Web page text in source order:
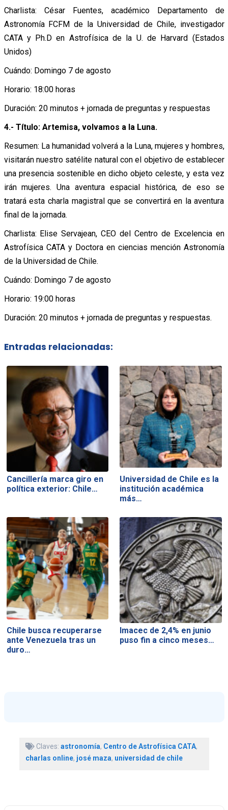
Charlista: César Fuentes, académico Departamento de
Astronomía FCFM de la Universidad de Chile, investigador
CATA y Ph.D en Astrofísica de la U. de Harvard (Estados
Unidos)
Cuándo: Domingo 7 de agosto
Horario: 18:00 horas
Duración: 20 minutos + jornada de preguntas y respuestas
4.- Título: Artemisa, volvamos a la Luna.
Resumen: La humanidad volverá a la Luna, mujeres y hombres,
visitarán nuestro satélite natural con el objetivo de establecer
una presencia sostenible en dicho objeto celeste, y esta vez
irán mujeres. Una aventura espacial histórica, de eso se
tratará esta charla magistral que se convertirá en la aventura
final de la jornada.
Charlista: Elise Servajean, CEO del Centro de Excelencia en
Astrofísica CATA y Doctora en ciencias mención Astronomía
de la Universidad de Chile.
Cuándo: Domingo 7 de agosto
Horario: 19:00 horas
Duración: 20 minutos + jornada de preguntas y respuestas.
Entradas relacionadas:
Cancillería marca giro en
política exterior: Chile…
Universidad de Chile es la
institución académica
más…
Chile busca recuperarse
ante Venezuela tras un
duro…
Imacec de 2,4% en junio
puso fin a cinco meses…
Claves: astronomía, Centro de Astrofísica CATA,
charlas online, josé maza, universidad de chile